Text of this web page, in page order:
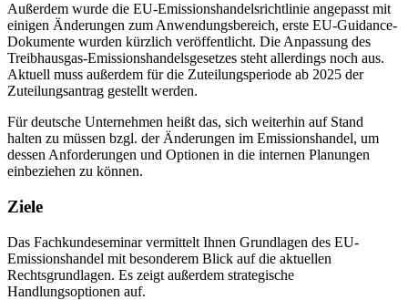
Außerdem wurde die EU-Emissionshandelsrichtlinie angepasst mit
einigen Änderungen zum Anwendungsbereich, erste EU-Guidance-
Dokumente wurden kürzlich veröffentlicht. Die Anpassung des
Treibhausgas-Emissionshandelsgesetzes steht allerdings noch aus.
Aktuell muss außerdem für die Zuteilungsperiode ab 2025 der
Zuteilungsantrag gestellt werden.
Für deutsche Unternehmen heißt das, sich weiterhin auf Stand
halten zu müssen bzgl. der Änderungen im Emissionshandel, um
dessen Anforderungen und Optionen in die internen Planungen
einbeziehen zu können.
Ziele
Das Fachkundeseminar vermittelt Ihnen Grundlagen des EU-
Emissionshandel mit besonderem Blick auf die aktuellen
Rechtsgrundlagen. Es zeigt außerdem strategische
Handlungsoptionen auf.